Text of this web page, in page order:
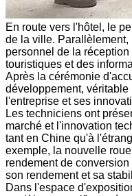
En route vers l'hôtel, le
de la ville. Parallèlement,
personnel de la
touristiques et des
Après la cérémonie
développement,
l'entreprise et ses
Les techniciens ont
marché et l'innovation
tant en Chine qu'à
exemple, la nouvelle
rendement de
son rendement et sa
Dans l'espace